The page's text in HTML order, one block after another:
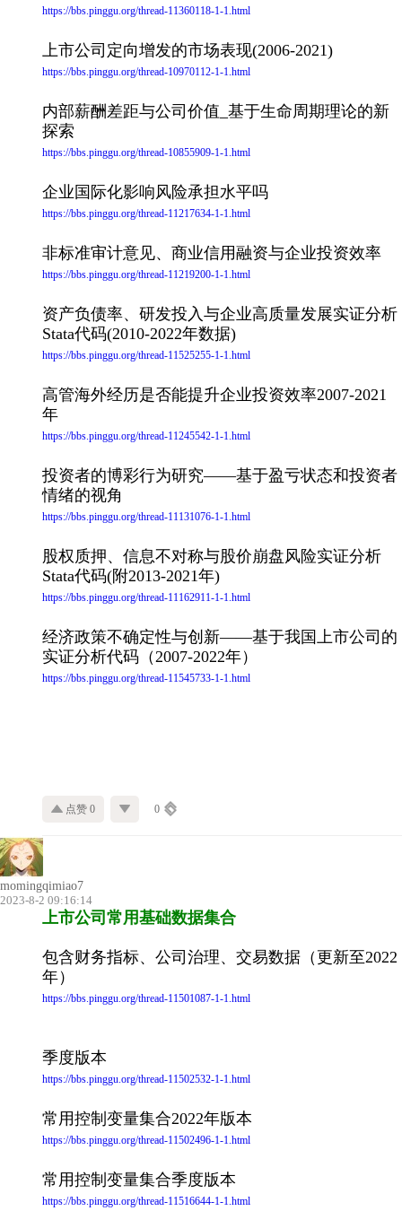
https://bbs.pinggu.org/thread-11360118-1-1.html
上市公司定向增发的市场表现(2006-2021)
https://bbs.pinggu.org/thread-10970112-1-1.html
内部薪酬差距与公司价值_基于生命周期理论的新
探索
https://bbs.pinggu.org/thread-10855909-1-1.html
企业国际化影响风险承担水平吗
https://bbs.pinggu.org/thread-11217634-1-1.html
非标准审计意见、商业信用融资与企业投资效率
https://bbs.pinggu.org/thread-11219200-1-1.html
资产负债率、研发投入与企业高质量发展实证分析
Stata代码(2010-2022年数据)
https://bbs.pinggu.org/thread-11525255-1-1.html
高管海外经历是否能提升企业投资效率2007-2021
年
https://bbs.pinggu.org/thread-11245542-1-1.html
投资者的博彩行为研究——基于盈亏状态和投资者
情绪的视角
https://bbs.pinggu.org/thread-11131076-1-1.html
股权质押、信息不对称与股价崩盘风险实证分析
Stata代码(附2013-2021年)
https://bbs.pinggu.org/thread-11162911-1-1.html
经济政策不确定性与创新——基于我国上市公司的
实证分析代码（2007-2022年）
https://bbs.pinggu.org/thread-11545733-1-1.html
点赞 0 0
momingqimiao7
2023-8-2 09:16:14
上市公司常用基础数据集合
包含财务指标、公司治理、交易数据（更新至2022
年）
https://bbs.pinggu.org/thread-11501087-1-1.html
季度版本
https://bbs.pinggu.org/thread-11502532-1-1.html
常用控制变量集合2022年版本
https://bbs.pinggu.org/thread-11502496-1-1.html
常用控制变量集合季度版本
https://bbs.pinggu.org/thread-11516644-1-1.html